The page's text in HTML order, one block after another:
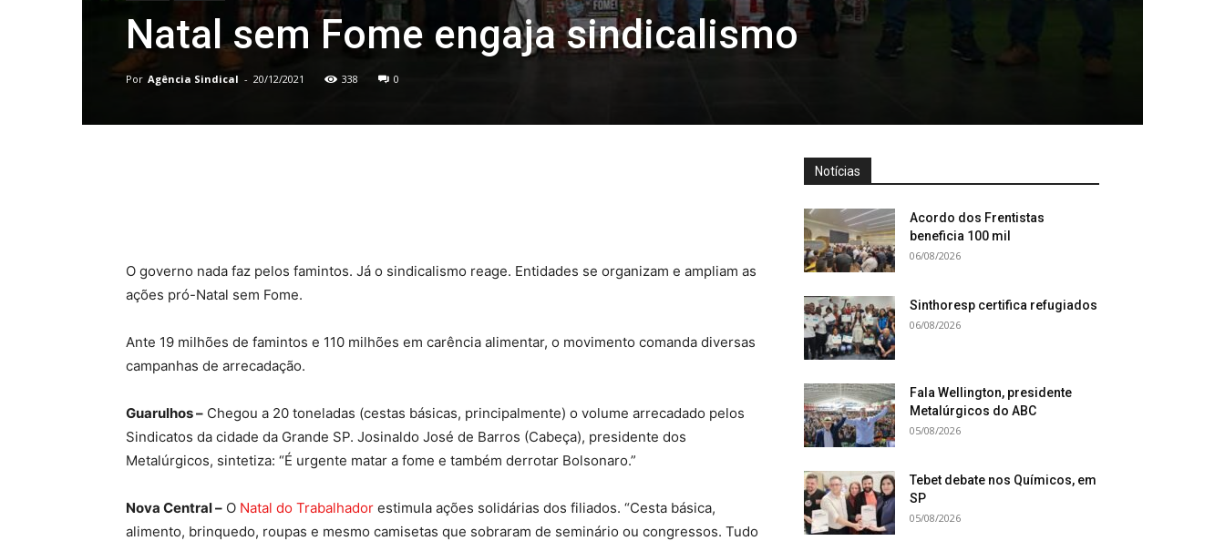
Natal sem Fome engaja sindicalismo
Por Agência Sindical - 20/12/2021 338 0
O governo nada faz pelos famintos. Já o sindicalismo reage. Entidades se organizam e ampliam as
ações pró-Natal sem Fome.
Ante 19 milhões de famintos e 110 milhões em carência alimentar, o movimento comanda diversas
campanhas de arrecadação.
Guarulhos – Chegou a 20 toneladas (cestas básicas, principalmente) o volume arrecadado pelos
Sindicatos da cidade da Grande SP. Josinaldo José de Barros (Cabeça), presidente dos
Metalúrgicos, sintetiza: “É urgente matar a fome e também derrotar Bolsonaro.”
Nova Central – O Natal do Trabalhador estimula ações solidárias dos filiados. “Cesta básica,
alimento, brinquedo, roupas e mesmo camisetas que sobraram de seminário ou congressos. Tudo
Notícias
Acordo dos Frentistas
beneficia 100 mil
06/08/2026
Sinthoresp certifica refugiados
06/08/2026
Fala Wellington, presidente
Metalúrgicos do ABC
05/08/2026
Tebet debate nos Químicos, em
SP
05/08/2026